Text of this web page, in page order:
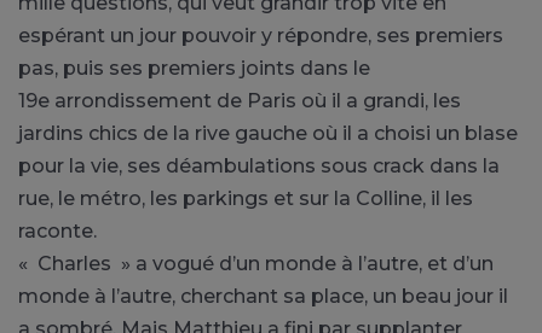
espérant un jour pouvoir y répondre, ses premiers
pas, puis ses premiers joints dans le
19e arrondissement de Paris où il a grandi, les
jardins chics de la rive gauche où il a choisi un blase
pour la vie, ses déambulations sous crack dans la
rue, le métro, les parkings et sur la Colline, il les
raconte.
« Charles » a vogué d’un monde à l’autre, et d’un
monde à l’autre, cherchant sa place, un beau jour il
a sombré. Mais Matthieu a fini par supplanter